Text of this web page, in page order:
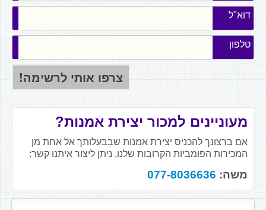
דוא"ל
טלפון
מעוניינים למכור יצירת אמנות?
אם ברצונך להכניס יצירת אמנות שבבעלותך אל אחת מן
המכירות הפומביות הקרובות שלנו, ניתן ליצור איתנו קשר:
משה: 077-8036636